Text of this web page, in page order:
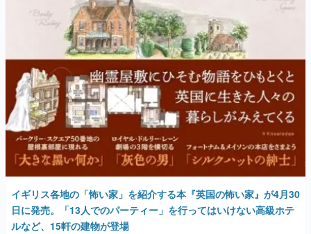
特集記事
女性向け
アプリレビュー
その他
電ファミニコゲーマーとは？
運営：株式会社マレ
イギリス各地の「怖い家」を紹介する本『英国の怖い家』が4月30
日に発売。「13人でのパーティー」を行ってはいけない高級ホテ
ルなど、15軒の建物が登場